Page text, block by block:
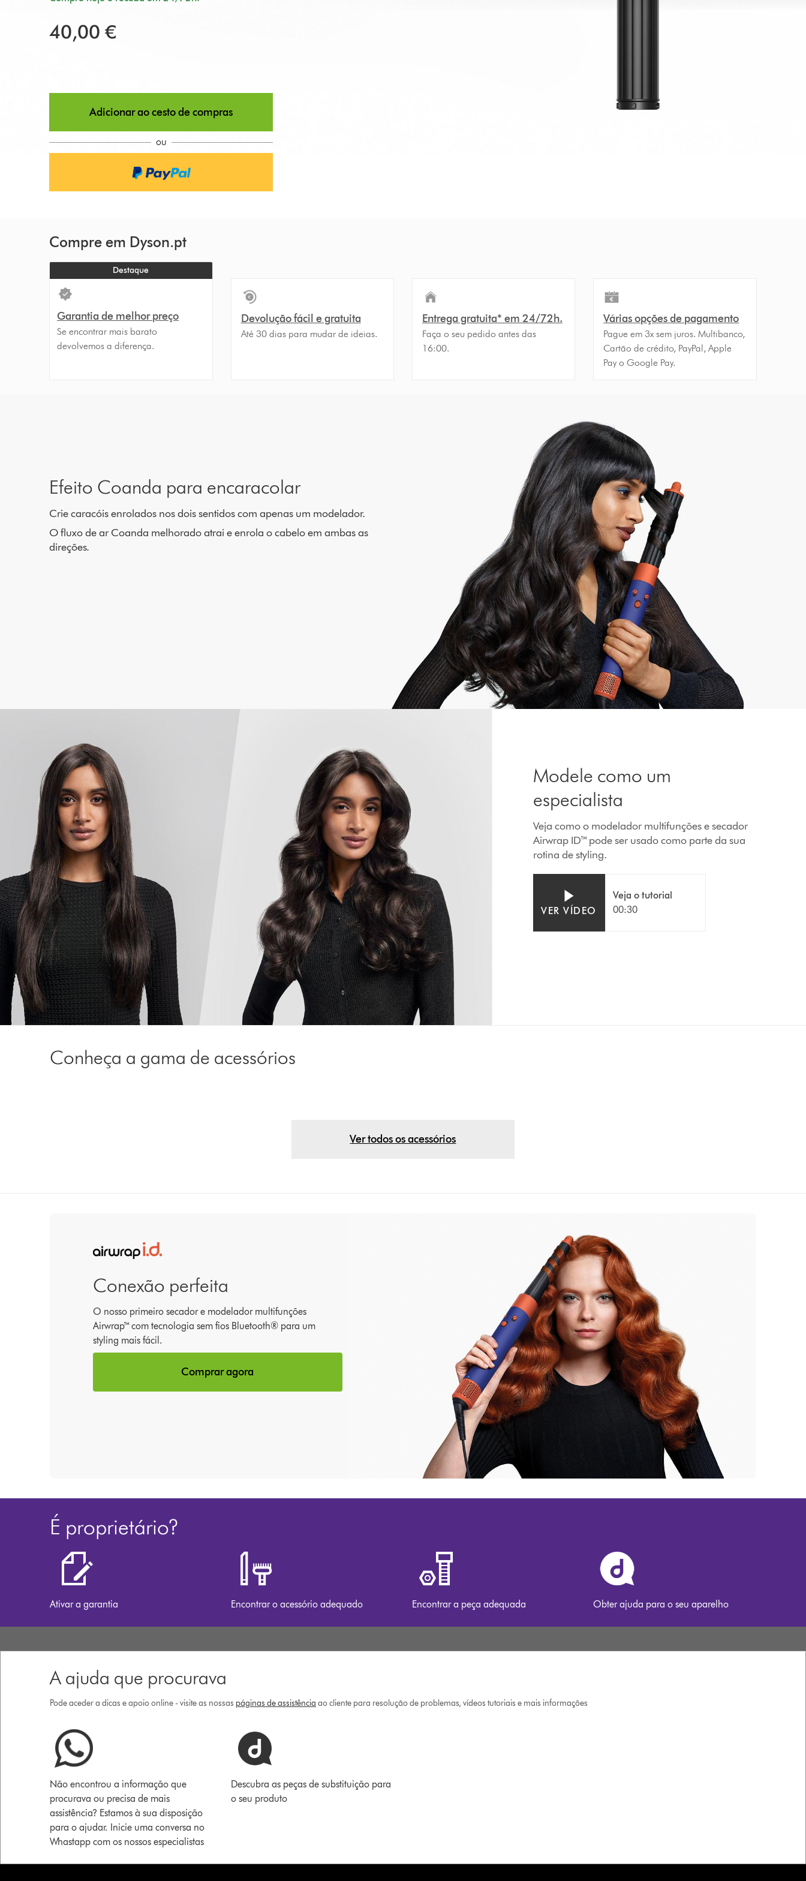
40,00 €
Adicionar ao cesto de compras
ou
Compre em Dyson.pt
Destaque
Garantia de melhor preço
Se encontrar mais barato
devolvemos a diferença.
Devolução fácil e gratuita
Até 30 dias para mudar de ideias.
Entrega gratuita* em 24/72h.
Faça o seu pedido antes das
16:00.
Várias opções de pagamento
Pague em 3x sem juros. Multibanco,
Cartão de crédito, PayPal, Apple
Pay o Google Pay.
Efeito Coanda para encaracolar
Crie caracóis enrolados nos dois sentidos com apenas um modelador.
O fluxo de ar Coanda melhorado atrai e enrola o cabelo em ambas as
direções.
Modele como um
especialista
Veja como o modelador multifunções e secador
Airwrap ID™ pode ser usado como parte da sua
rotina de styling.
VER VÍDEO
Veja o tutorial
00:30
Conheça a gama de acessórios
Ver todos os acessórios
Conexão perfeita
O nosso primeiro secador e modelador multifunções
Airwrap™ com tecnologia sem fios Bluetooth® para um
styling mais fácil.
Comprar agora
É proprietário?
Ativar a garantia Encontrar o acessório adequado Encontrar a peça adequada Obter ajuda para o seu aparelho
A ajuda que procurava
Pode aceder a dicas e apoio online - visite as nossas páginas de assistência ao cliente para resolução de problemas, vídeos tutoriais e mais informações
Não encontrou a informação que
procurava ou precisa de mais
assistência? Estamos à sua disposição
para o ajudar. Inicie uma conversa no
Whastapp com os nossos especialistas
Descubra as peças de substituição para
o seu produto